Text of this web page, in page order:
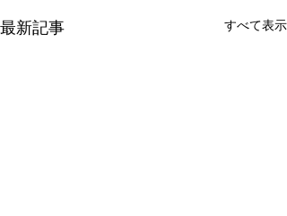
最新記事 すべて表示